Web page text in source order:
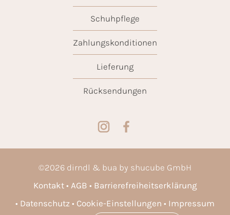
Schuhpflege
Zahlungskonditionen
Lieferung
Rücksendungen
©2026 dirndl & bua by shucube GmbH
Kontakt
AGB
Barrierefreiheitserklärung
Datenschutz
Cookie-Einstellungen Impressum